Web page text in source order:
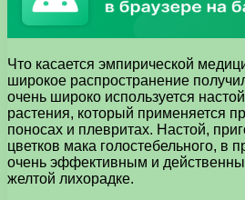
Что касается эмпирической
широкое распространение
очень широко используется
растения, который применяется
поносах и плевритах. Настой,
цветков мака голостебельного, в
очень эффективным и
желтой лихорадке.